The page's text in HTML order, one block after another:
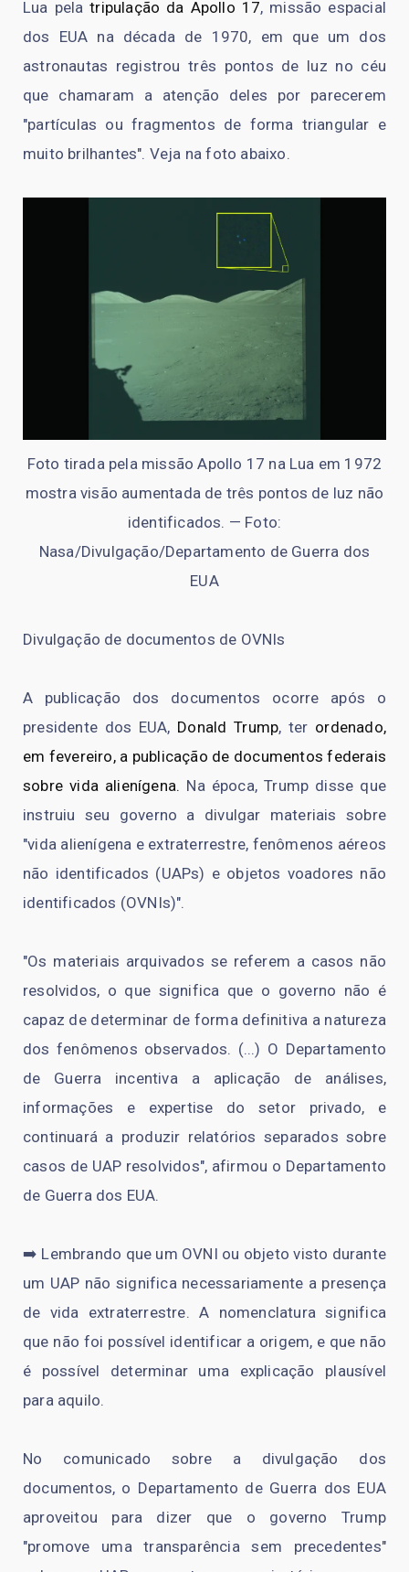
Lua pelatripulação da Apollo 17, missão espacial
dos EUA na década de 1970, em que um dos
astronautas registrou três pontos de luz no céu
que chamaram a atenção deles por parecerem
"partículas ou fragmentos de forma triangular e
muito brilhantes". Veja na foto abaixo.
Foto tirada pela missão Apollo 17 na Lua em 1972
mostra visão aumentada de três pontos de luz não
identificados. — Foto:
Nasa/Divulgação/Departamento de Guerra dos
EUA
Divulgação de documentos de OVNIs
A publicação dos documentos ocorre após o
presidente dos EUA, Donald Trump, ter ordenado,
em fevereiro, a publicação de documentos federais
sobre vida alienígena. Na época, Trump disse que
instruiu seu governo a divulgar materiais sobre
"vida alienígena e extraterrestre, fenômenos aéreos
não identificados (UAPs) e objetos voadores não
identificados (OVNIs)".
"Os materiais arquivados se referem a casos não
resolvidos, o que significa que o governo não é
capaz de determinar de forma definitiva a natureza
dos fenômenos observados. (...) O Departamento
de Guerra incentiva a aplicação de análises,
informações e expertise do setor privado, e
continuará a produzir relatórios separados sobre
casos de UAP resolvidos", afirmou o Departamento
de Guerra dos EUA.
➡️ Lembrando que um OVNI ou objeto visto durante
um UAP não significa necessariamente a presença
de vida extraterrestre. A nomenclatura significa
que não foi possível identificar a origem, e que não
é possível determinar uma explicação plausível
para aquilo.
No comunicado sobre a divulgação dos
documentos, o Departamento de Guerra dos EUA
aproveitou para dizer que o governo Trump
"promove uma transparência sem precedentes"